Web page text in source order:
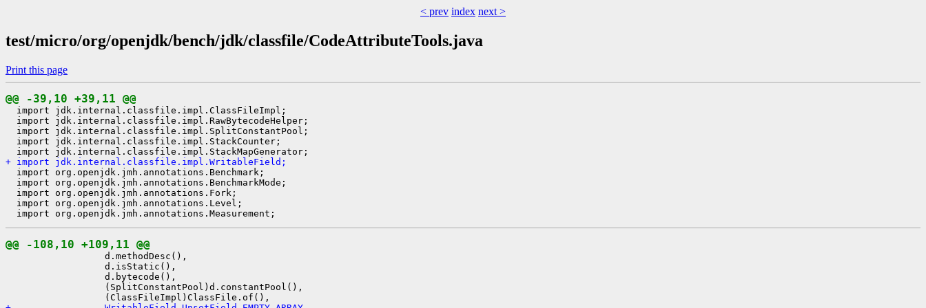
< prev index next >
test/micro/org/openjdk/bench/jdk/classfile/CodeAttributeTools.java
Print this page
@@ -39,10 +39,11 @@
  import jdk.internal.classfile.impl.ClassFileImpl;
  import jdk.internal.classfile.impl.RawBytecodeHelper;
  import jdk.internal.classfile.impl.SplitConstantPool;
  import jdk.internal.classfile.impl.StackCounter;
+ import jdk.internal.classfile.impl.WritableField;
  import org.openjdk.jmh.annotations.Benchmark;
  import org.openjdk.jmh.annotations.BenchmarkMode;
  import org.openjdk.jmh.annotations.Fork;
  import org.openjdk.jmh.annotations.Level;
@@ -108,10 +109,11 @@
                  d.methodDesc(),
                  d.isStatic(),
                  d.bytecode(),
                  (SplitConstantPool)d.constantPool(),